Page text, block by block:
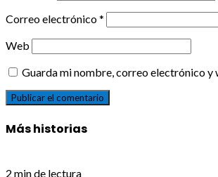
Correo electrónico*
Web
Guarda mi nombre, correo electrónico y
Más historias
2 min de lectura